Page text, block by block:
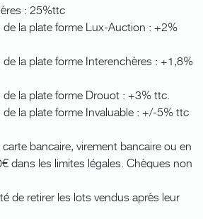
: 25%ttc
la plate forme Lux-Auction : +2%
la plate forme Interenchères : +1,8%
la plate forme Drouot : +3% ttc.
la plate forme Invaluable : +/-5% ttc
bancaire, virement bancaire ou en
dans les limites légales. Chèques non
de retirer les lots vendus après leur